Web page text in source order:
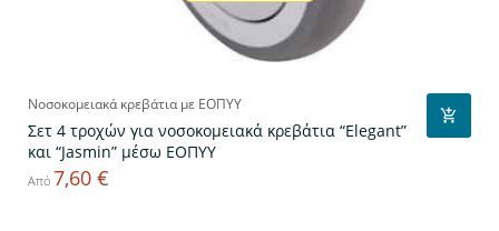
Νοσοκομειακά κρεβάτια με ΕΟΠΥΥ
Σετ 4 τροχών για νοσοκομειακά κρεβάτια “Elegant”
και “Jasmin” μέσω ΕΟΠΥΥ
Από Τιμή
7,60 €